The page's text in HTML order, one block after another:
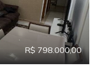
R$ 798.000,00